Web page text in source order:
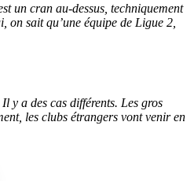
un cran au-dessus, techniquement
on sait qu’une équipe de Ligue 2,
y a des cas différents. Les gros
les clubs étrangers vont venir en